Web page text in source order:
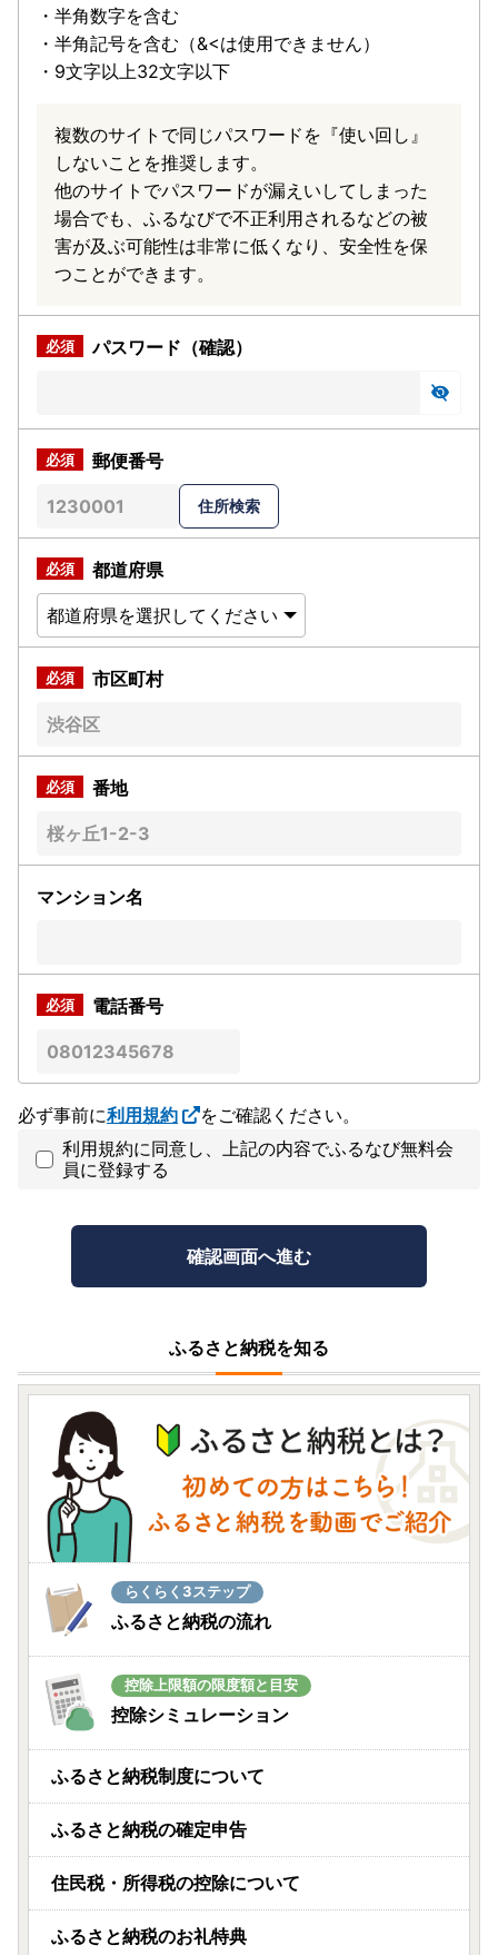
・半角数字を含む
・半角記号を含む（&<は使用できません）
・9文字以上32文字以下
複数のサイトで同じパスワードを『使い回し』
しないことを推奨します。
他のサイトでパスワードが漏えいしてしまった
場合でも、ふるなびで不正利用されるなどの被
害が及ぶ可能性は非常に低くなり、安全性を保
つことができます。
パスワード（確認）
郵便番号
都道府県
市区町村
番地
マンション名
電話番号
必ず事前に利用規約
をご確認ください。
利用規約に同意し、上記の内容でふるなび無料会
員に登録する
ふるさと納税を知る
らくらく3ステップ
ふるさと納税の流れ
控除上限額の限度額と目安
控除シミュレーション
ふるさと納税制度について
ふるさと納税の確定申告
住民税・所得税の控除について
ふるさと納税のお礼特典